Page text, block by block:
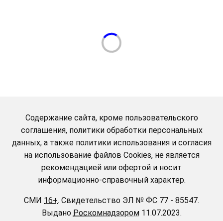
Содержание сайта, кроме пользовательского
соглашения, политики обработки персональных
данных, а также политики использования и согласия
на использование файлов Cookies, не является
рекомендацией или офертой и носит
информационно-справочный характер.
СМИ 16+. Свидетельство ЭЛ № ФС 77 - 85547.
Выдано Роскомнадзором11.07.2023.